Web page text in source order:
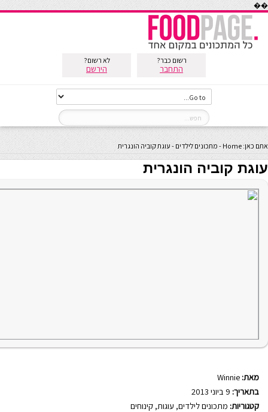
��
רשום כבר?
התחבר
לא רשום?
הירשם
אתם כאן: Home
- מתכונים לילדים - עוגת קוביה הונגרית
עוגת קוביה הונגרית
מאת: Winnie
בתאריך:
קטגוריות: מתכונים לילדים, עוגות, קינוחים